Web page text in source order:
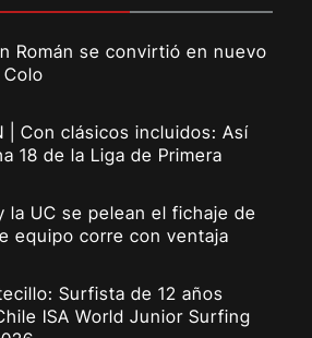
Román se convirtió en nuevo
| Con clásicos incluidos: Así
18 de la Liga de Primera
la UC se pelean el fichaje de
equipo corre con ventaja
Surfista de 12 años
ISA World Junior Surfing